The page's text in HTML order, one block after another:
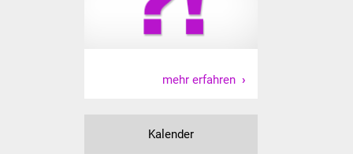
Freundeskreis Asyl
mehr erfahren
Kalender